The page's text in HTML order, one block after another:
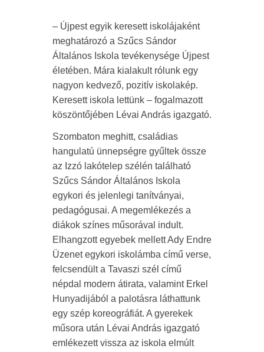
– Újpest egyik keresett iskolájaként
meghatározó a Szűcs Sándor
Általános Iskola tevékenysége Újpest
életében. Mára kialakult rólunk egy
nagyon kedvező, pozitív iskolakép.
Keresett iskola lettünk – fogalmazott
köszöntőjében Lévai András igazgató.
Szombaton meghitt, családias
hangulatú ünnepségre gyűltek össze
az Izzó lakótelep szélén található
Szűcs Sándor Általános Iskola
egykori és jelenlegi tanítványai,
pedagógusai. A megemlékezés a
diákok színes műsorával indult.
Elhangzott egyebek mellett Ady Endre
Üzenet egykori iskolámba című verse,
felcsendült a Tavaszi szél című
népdal modern átirata, valamint Erkel
Hunyadijából a palotásra láthattunk
egy szép koreográfiát. A gyerekek
műsora után Lévai András igazgató
emlékezett vissza az iskola elmúlt